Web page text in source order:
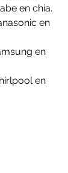
en chia.
en
en
en